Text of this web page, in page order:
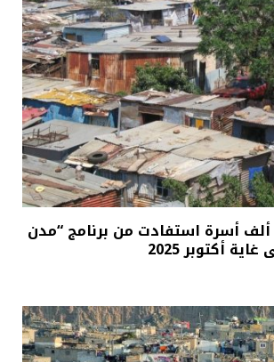
أزيد من 372 ألف أسرة استفادت من برنامج “مدن
أكتوبر 2025